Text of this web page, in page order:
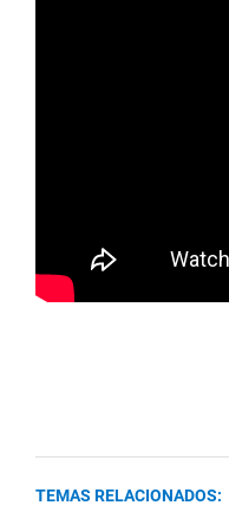
TEMAS RELACIONADOS: